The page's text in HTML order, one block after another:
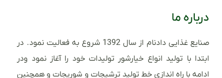
درباره ما
صنایع غذایی دادنام از سال 1392 شروع به فعالیت نمود. در
ابتدا با تولید انواع خیارشور تولیدات خود را آغاز نمود ودر
ادامه با راه اندازی خط تولید ترشیجات و شوریجات و همچنین